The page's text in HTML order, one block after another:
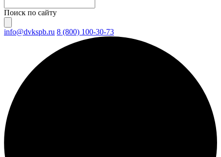
Поиск по сайту
info@dvkspb.ru 8 (800) 100-30-73